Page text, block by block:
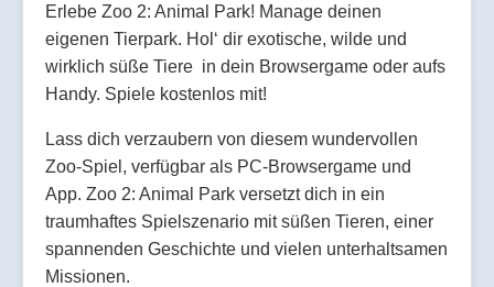
Erlebe Zoo 2: Animal Park! Manage deinen
eigenen Tierpark. Hol‘ dir exotische, wilde und
wirklich süße Tiere in dein Browsergame oder aufs
Handy. Spiele kostenlos mit!
Lass dich verzaubern von diesem wundervollen
Zoo-Spiel, verfügbar als PC-Browsergame und
App. Zoo 2: Animal Park versetzt dich in ein
traumhaftes Spielszenario mit süßen Tieren, einer
spannenden Geschichte und vielen unterhaltsamen
Missionen.